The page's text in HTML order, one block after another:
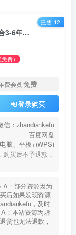
云舒写小学阶段考试必考文言文40讲（适合3-6年级孩子）百度网盘下载
费）
费会员 免费
登录购买
信：zhandiankefu
百度网盘
脑、平板+(WPS)
买后不予退款，
A：部分资源因为
后如果发现资源
，及时
：本站资源为虚
货也无法退款，
已售 12